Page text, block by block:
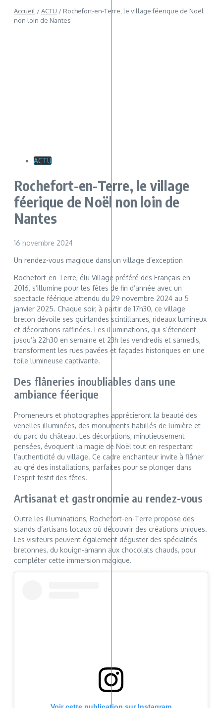
Accueil /ACTU / Rochefort-en-Terre, le village féerique de Noël
non loin de Nantes
ACTU
Rochefort-en-Terre, le village
féerique de Noël non loin de
Nantes
16 novembre 2024
Un rendez-vous magique dans un village d’exception
Rochefort-en-Terre, élu Village préféré des Français en
2016, s’illumine pour les fêtes de fin d’année avec un
spectacle féérique attendu du 29 novembre 2024 au 5
janvier 2025. Chaque soir, à partir de 17h30, ce village
breton dévoile ses guirlandes scintillantes, rideaux lumineux
et décorations raffinées. Les illuminations, qui s’étendent
jusqu’à 22h30 en semaine et 23h les vendredis et samedis,
transforment les rues pavées et façades historiques en une
toile lumineuse captivante.
Des flâneries inoubliables dans une
ambiance féerique
Promeneurs et photographes apprécieront la beauté des
venelles illuminées, des monuments habillés de lumière et
du parc du château. Les décorations, minutieusement
pensées, évoquent la magie de Noël tout en respectant
l’authenticité du village. Ce cadre enchanteur invite à flâner
au gré des installations, parfaites pour se plonger dans
l’esprit festif des fêtes.
Artisanat et gastronomie au rendez-vous
Outre les illuminations, Rochefort-en-Terre propose des
stands d’artisans locaux où découvrir des créations uniques.
Les visiteurs peuvent également déguster des spécialités
bretonnes, du kouign-amann aux chocolats chauds, pour
compléter cette immersion magique.